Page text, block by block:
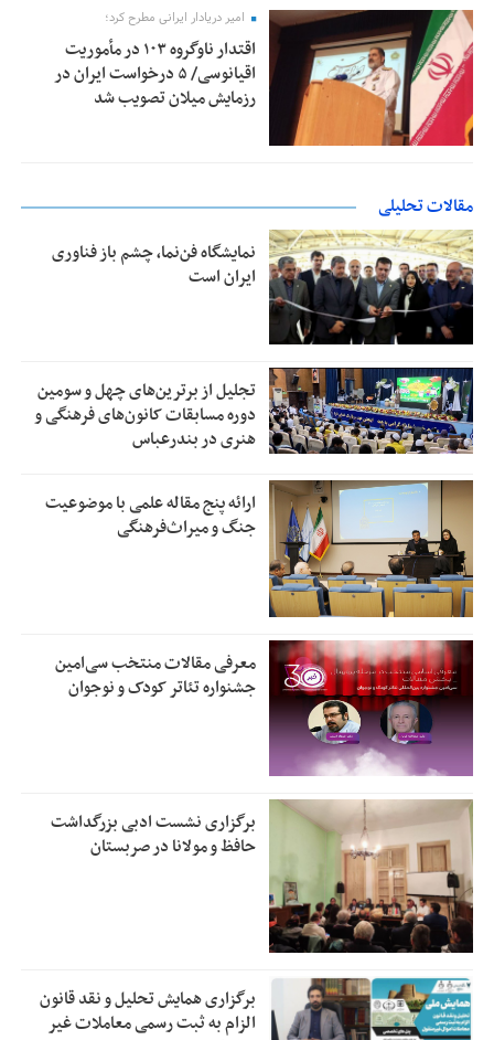
امیر دریادار ایرانی مطرح کرد؛
اقتدار ناوگروه ۱۰۳ در مأموریت‌
اقیانوسی/ ۵ درخواست ایران در
رزمایش میلان تصویب شد
مقالات تحلیلی
نمایشگاه فن‌نما، چشم باز فناوری
ایران است
تجلیل از بر‌ترین‌های چهل و سومین
دوره مسابقات کانون‌های فرهنگی و
هنری در بندرعباس
ارائه پنج مقاله علمی با موضوعیت
جنگ و میراث‌فرهنگی
معرفی مقالات منتخب سی‌امین
جشنواره تئاتر کودک و نوجوان
برگزاری نشست ادبی بزرگداشت
حافظ و مولانا در صربستان
برگزاری همایش تحلیل و نقد قانون
الزام به ثبت رسمی معاملات غیر